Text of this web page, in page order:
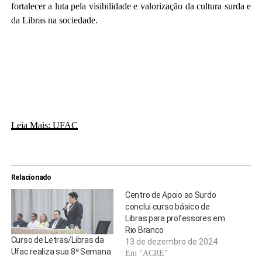
fortalecer a luta pela visibilidade e valorização da cultura surda e
da Libras na sociedade.
Leia Mais: UFAC
Relacionado
Curso de Letras/Libras da
Ufac realiza sua 8ª Semana
Centro de Apoio ao Surdo
conclui curso básico de
Libras para professores em
Rio Branco
13 de dezembro de 2024
Em "ACRE"